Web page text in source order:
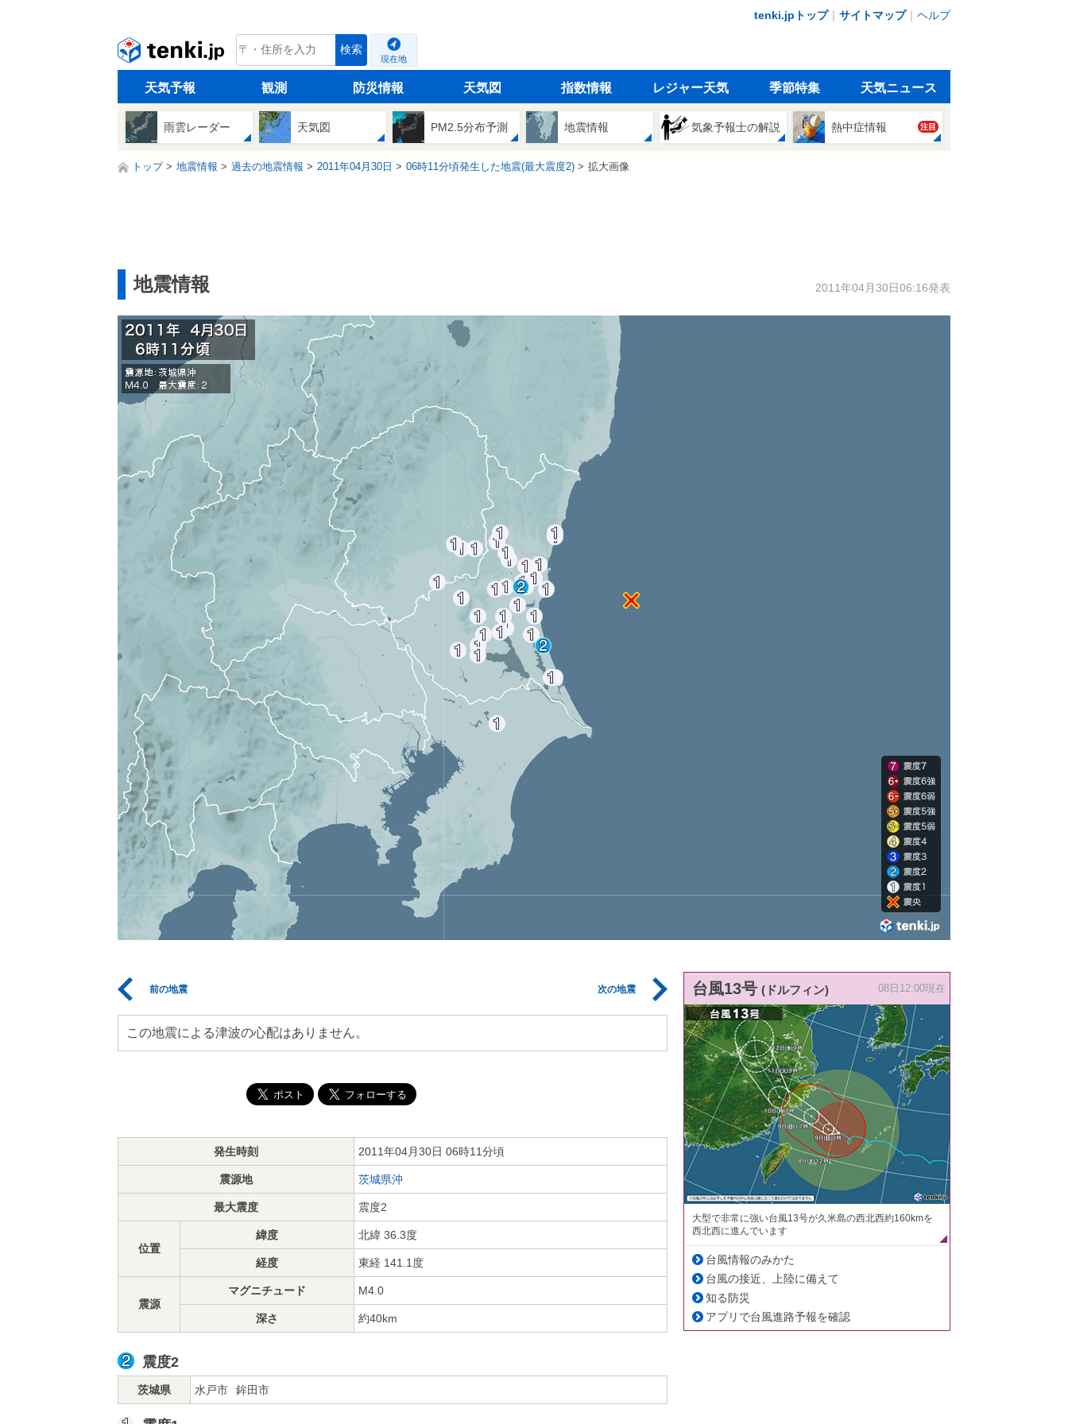
tenki.jpトップ｜ サイトマップ｜ ヘルプ
tenki.jp 検索
現在地
天気予報 観測 防災情報 天気図 指数情報 レジャー天気 季節特集 天気ニュース
雨雲レーダー 天気図 PM2.5分布予測 地震情報 気象予報士の解説 熱中症情報 注目
トップ 地震情報 過去の地震情報 2011年04月30日 06時11分頃発生した地震(最大震度2) 拡大画像
地震情報 2011年04月30日06:16発表
前の地震 次の地震
この地震による津波の心配はありません。
発生時刻 2011年04月30日 06時11分頃
震源地 茨城県沖
最大震度 震度2
位置
緯度 北緯 36.3度
経度 東経 141.1度
震源
マグニチュード M4.0
深さ 約40km
震度2
茨城県 水戸市 鉾田市
台風13号 (ドルフィン) 08日12:00現在
大型で非常に強い台風13号が久米島の西北西約160kmを
西北西に進んでいます
台風情報のみかた
台風の接近、上陸に備えて
知る防災
アプリで台風進路予報を確認